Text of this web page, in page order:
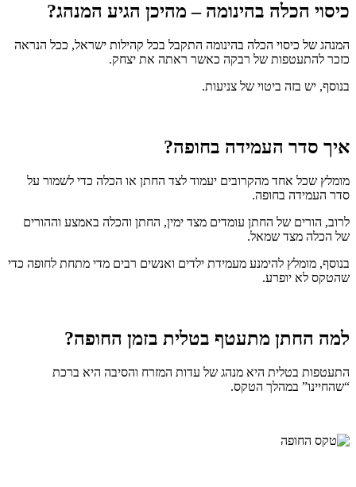
כיסוי הכלה בהינומה – מהיכן הגיע המנהג?
המנהג של כיסוי הכלה בהינומה התקבל בכל קהילות ישראל, ככל הנראה
כזכר להתעטפות של רבקה כאשר ראתה את יצחק.
בנוסף, יש בזה ביטוי של צניעות.
איך סדר העמידה בחופה?
מומלץ שכל אחד מהקרובים יעמוד לצד החתן או הכלה כדי לשמור על
סדר העמידה בחופה.
לרוב, הורים של החתן עומדים מצד ימין, החתן והכלה באמצע וההורים
של הכלה מצד שמאל.
בנוסף, מומלץ להימנע מעמידת ילדים ואנשים רבים מדי מתחת לחופה כדי
שהטקס לא יופרע.
למה החתן מתעטף בטלית בזמן החופה?
התעטפות בטלית היא מנהג של עדות המזרח והסיבה היא ברכת
“שהחיינו” במהלך הטקס.